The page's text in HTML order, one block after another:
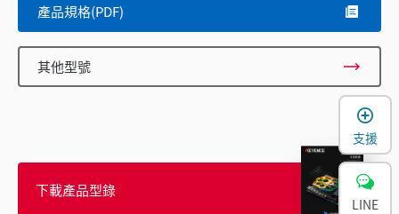
產品規格(PDF)
其他型號
下載產品型錄
支援
LINE